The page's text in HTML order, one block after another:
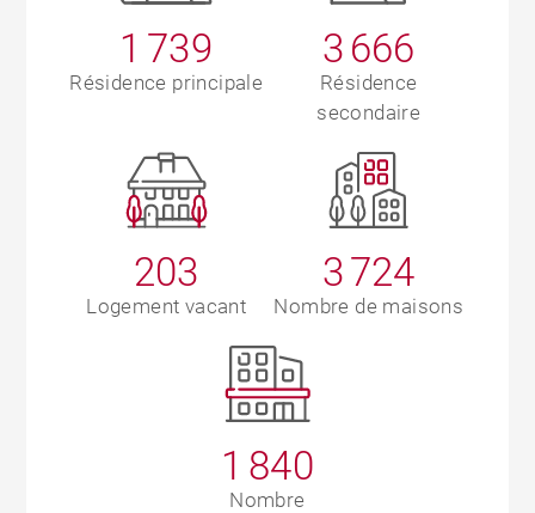
1 739
Résidence principale
3 666
Résidence
secondaire
203
Logement vacant
3 724
Nombre de maisons
1 840
Nombre